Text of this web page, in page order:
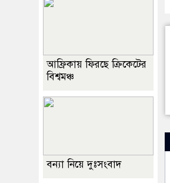
আফ্রিকায় ফিরছে ক্রিকেটের
বিশ্বমঞ্চ
বন্যা নিয়ে দুঃসংবাদ